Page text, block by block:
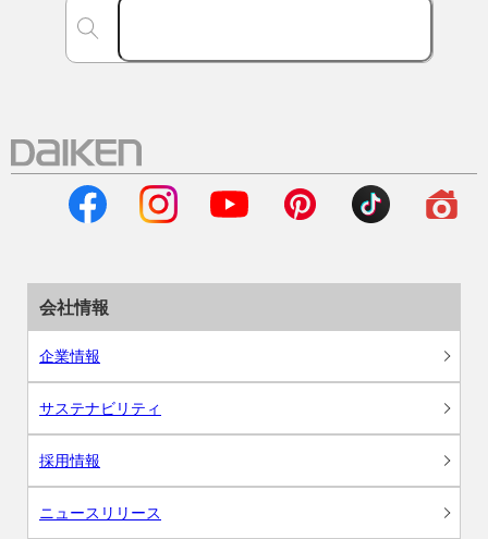
会社情報
企業情報
サステナビリティ
採用情報
ニュースリリース